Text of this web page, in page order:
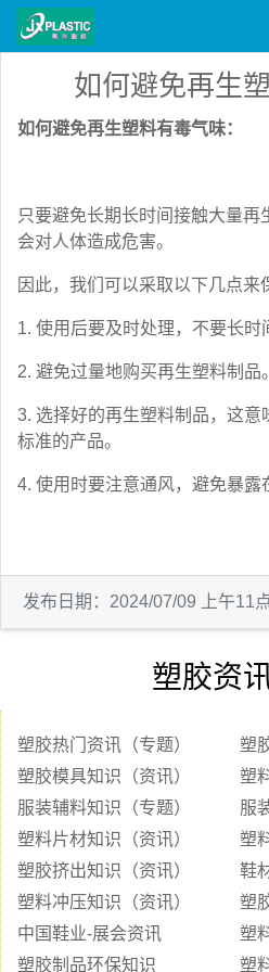
如何避免再生
如何避免再生塑料有毒气味：
只要避免长期长时间接触大量再
会对人体造成危害。
因此，我们可以采取以下几点来
1. 使用后要及时处理，不要长时
2. 避免过量地购买再生塑料制品。
3. 选择好的再生塑料制品，这
标准的产品。
4. 使用时要注意通风，避免暴露
发布日期：2024/07/09 上午11
塑胶资
塑胶热门资讯（专题）
塑
塑胶模具知识（资讯）
塑
服装辅料知识（专题）
服
塑料片材知识（资讯）
塑
塑胶挤出知识（资讯）
鞋
塑料冲压知识（资讯）
塑
中国鞋业-展会资讯
塑
塑胶制品环保知识
塑